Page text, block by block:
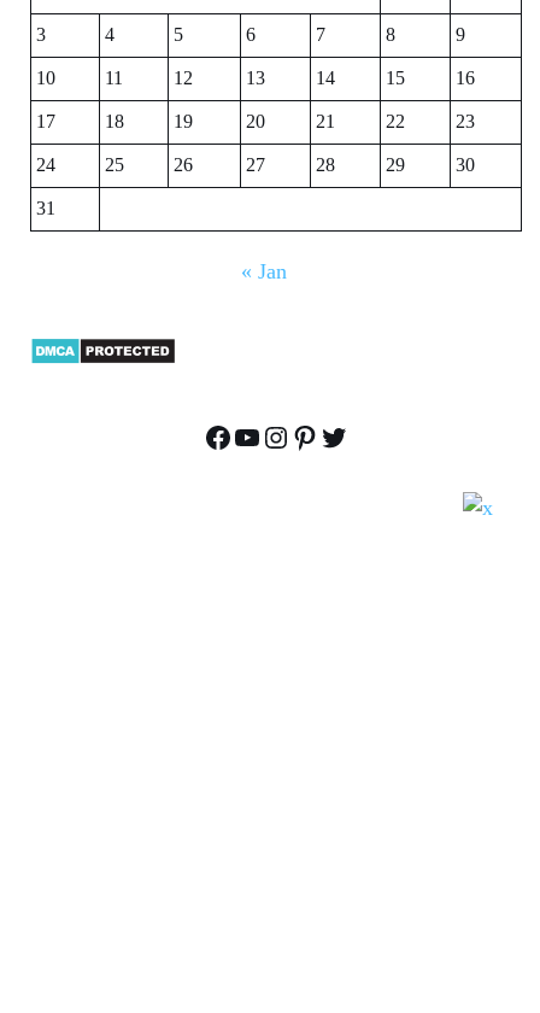
3
4 5 6 7 8
9
10
11 12 13 14 15
16
17
18 19 20 21 22
23
24
25 26 27 28 29
30
31
« Jan